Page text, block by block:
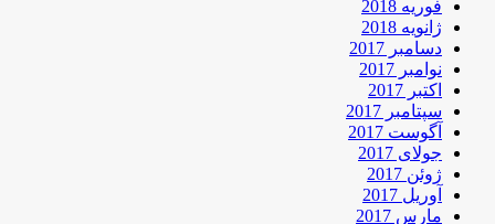
فوریه 2018
ژانویه 2018
دسامبر 2017
نوامبر 2017
اکتبر 2017
سپتامبر 2017
آگوست 2017
جولای 2017
ژوئن 2017
آوریل 2017
مارس 2017